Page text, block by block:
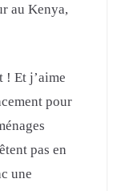
au Kenya,
! Et j’aime
pour
pas en
une